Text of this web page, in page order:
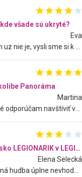
všade sú ukryté?
Eva
Panoráma
Martina
Vnútorné detské ihrisko LEGIONARIK v LEGIA Fitness
Elena Selecká